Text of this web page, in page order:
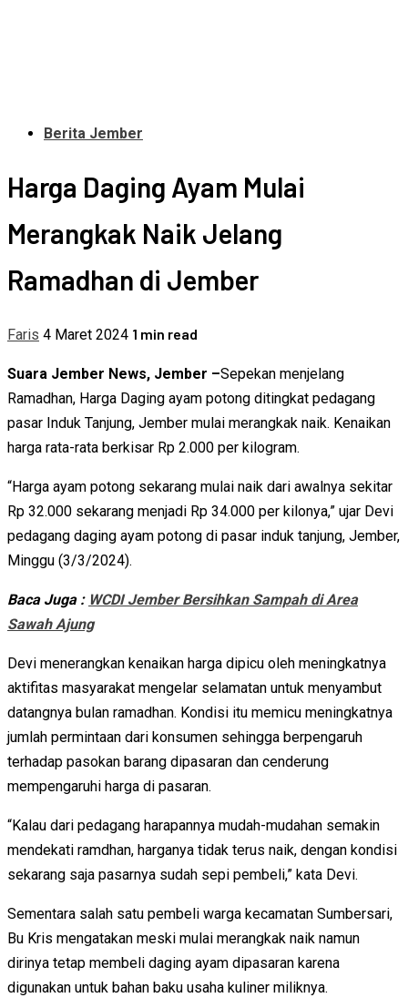
Berita Jember
Harga Daging Ayam Mulai
Merangkak Naik Jelang
Ramadhan di Jember
Faris 4 Maret 2024 1 min read
Suara Jember News, Jember –Sepekan menjelang
Ramadhan, Harga Daging ayam potong ditingkat pedagang
pasar Induk Tanjung, Jember mulai merangkak naik. Kenaikan
harga rata-rata berkisar Rp 2.000 per kilogram.
“Harga ayam potong sekarang mulai naik dari awalnya sekitar
Rp 32.000 sekarang menjadi Rp 34.000 per kilonya,” ujar Devi
pedagang daging ayam potong di pasar induk tanjung, Jember,
Minggu (3/3/2024).
Baca Juga : WCDI Jember Bersihkan Sampah di Area
Sawah Ajung
Devi menerangkan kenaikan harga dipicu oleh meningkatnya
aktifitas masyarakat mengelar selamatan untuk menyambut
datangnya bulan ramadhan. Kondisi itu memicu meningkatnya
jumlah permintaan dari konsumen sehingga berpengaruh
terhadap pasokan barang dipasaran dan cenderung
mempengaruhi harga di pasaran.
“Kalau dari pedagang harapannya mudah-mudahan semakin
mendekati ramdhan, harganya tidak terus naik, dengan kondisi
sekarang saja pasarnya sudah sepi pembeli,” kata Devi.
Sementara salah satu pembeli warga kecamatan Sumbersari,
Bu Kris mengatakan meski mulai merangkak naik namun
dirinya tetap membeli daging ayam dipasaran karena
digunakan untuk bahan baku usaha kuliner miliknya.